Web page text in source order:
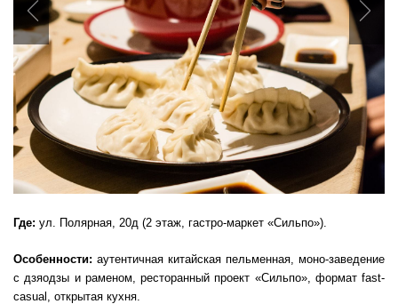
Где: ул. Полярная, 20д (2 этаж, гастро-маркет «Сильпо»).
Особенности: аутентичная китайская пельменная, моно-заведение
с дзяодзы и раменом, ресторанный проект «Сильпо», формат fast-
casual, открытая кухня.